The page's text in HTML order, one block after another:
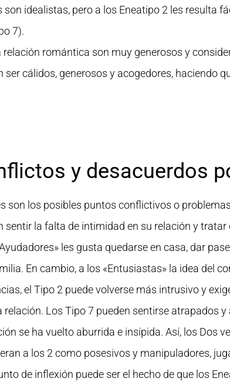
son idealistas, pero a los Eneatipo 2 les resulta
7).
relación romántica son muy generosos y
ser cálidos, generosos y acogedores, haciendo
y desacuerdos
son los posibles puntos conflictivos o
sentir la falta de intimidad en su relación y
les gusta quedarse en casa, dar
En cambio, a los «Entusiastas» la idea del
el Tipo 2 puede volverse más intrusivo y
relación. Los Tipo 7 pueden sentirse atrapados
se ha vuelto aburrida e insípida. Así, los Dos
a los 2 como posesivos y manipuladores,
de inflexión puede ser el hecho de que los